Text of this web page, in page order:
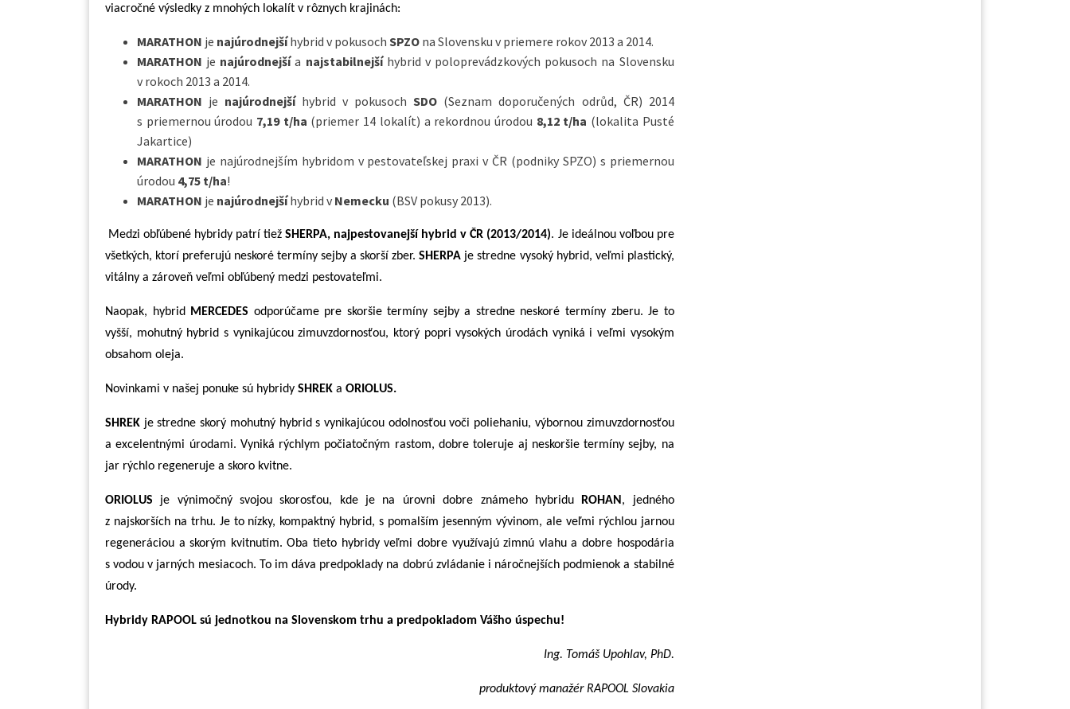
viacročné výsledky z mnohých lokalít v rôznych krajinách:
MARATHON je najúrodnejšíhybrid v pokusoch SPZO na Slovensku v priemere rokov 2013 a 2014.
MARATHON je najúrodnejšía najstabilnejšíhybrid v poloprevádzkových pokusoch na Slovensku
v rokoch 2013 a 2014.
MARATHON je najúrodnejší hybrid v pokusochSDO (Seznam doporučených odrůd, ČR) 2014
s priemernou úrodou 7,19 t/ha (priemer 14 lokalít) a rekordnou úrodou 8,12 t/ha (lokalita Pusté
Jakartice)
MARATHON je najúrodnejším hybridom v pestovateľskej praxi v ČR (podniky SPZO) s priemernou
úrodou 4,75 t/ha!
MARATHON je najúrodnejšíhybrid v Nemecku (BSV pokusy 2013).
Medzi obľúbené hybridy patrí tiežSHERPA, najpestovanejší hybrid v ČR (2013/2014). Je ideálnou voľbou pre
všetkých, ktorí preferujú neskoré termíny sejby a skorší zber.SHERPA je stredne vysoký hybrid, veľmi plastický,
vitálny a zároveň veľmi obľúbený medzi pestovateľmi.
Naopak, hybrid MERCEDES odporúčame pre skoršie termíny sejby a stredne neskoré termíny zberu. Je to
vyšší, mohutný hybrid s vynikajúcou zimuvzdornosťou, ktorý popri vysokých úrodách vyniká i veľmi vysokým
obsahom oleja.
Novinkami v našej ponuke sú hybridy SHREK a ORIOLUS.
SHREK je stredne skorý mohutný hybrid s vynikajúcou odolnosťou voči poliehaniu, výbornou zimuvzdornosťou
a excelentnými úrodami. Vyniká rýchlym počiatočným rastom, dobre toleruje aj neskoršie termíny sejby, na
jar rýchlo regeneruje a skoro kvitne.
ORIOLUS je výnimočný svojou skorosťou, kde je na úrovni dobre známeho hybridu ROHAN , jedného
z najskorších na trhu. Je to nízky, kompaktný hybrid, s pomalším jesenným vývinom, ale veľmi rýchlou jarnou
regeneráciou a skorým kvitnutím. Oba tieto hybridy veľmi dobre využívajú zimnú vlahu a dobre hospodária
s vodou v jarných mesiacoch. To im dáva predpoklady na dobrú zvládanie i náročnejších podmienok a stabilné
úrody.
Hybridy RAPOOL sú jednotkou na Slovenskom trhu a predpokladom Vášho úspechu!
Ing. Tomáš Upohlav, PhD.
produktový manažér RAPOOL Slovakia